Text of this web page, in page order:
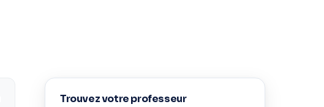
Trouvez votre professeur